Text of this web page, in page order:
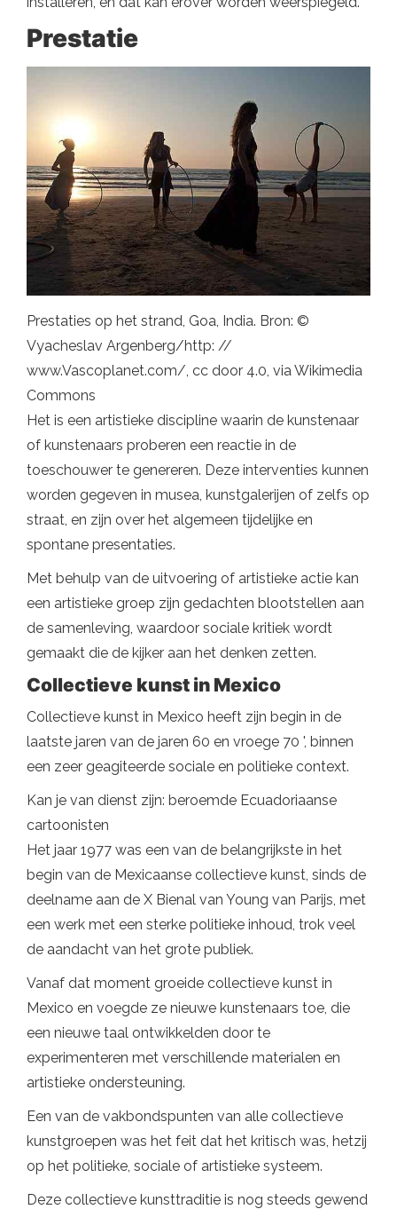
Prestatie
Prestaties op het strand, Goa, India. Bron: ©
Vyacheslav Argenberg/http: //
www.Vascoplanet.com/, cc door 4.0, via Wikimedia
Commons
Het is een artistieke discipline waarin de kunstenaar
of kunstenaars proberen een reactie in de
toeschouwer te genereren. Deze interventies kunnen
worden gegeven in musea, kunstgalerijen of zelfs op
straat, en zijn over het algemeen tijdelijke en
spontane presentaties.
Met behulp van de uitvoering of artistieke actie kan
een artistieke groep zijn gedachten blootstellen aan
de samenleving, waardoor sociale kritiek wordt
gemaakt die de kijker aan het denken zetten.
Collectieve kunst in Mexico
Collectieve kunst in Mexico heeft zijn begin in de
laatste jaren van de jaren 60 en vroege 70 ', binnen
een zeer geagiteerde sociale en politieke context.
Kan je van dienst zijn: beroemde Ecuadoriaanse
cartoonisten
Het jaar 1977 was een van de belangrijkste in het
begin van de Mexicaanse collectieve kunst, sinds de
deelname aan de X Bienal van Young van Parijs, met
een werk met een sterke politieke inhoud, trok veel
de aandacht van het grote publiek.
Vanaf dat moment groeide collectieve kunst in
Mexico en voegde ze nieuwe kunstenaars toe, die
een nieuwe taal ontwikkelden door te
experimenteren met verschillende materialen en
artistieke ondersteuning.
Een van de vakbondspunten van alle collectieve
kunstgroepen was het feit dat het kritisch was, hetzij
op het politieke, sociale of artistieke systeem.
Deze collectieve kunsttraditie is nog steeds gewend